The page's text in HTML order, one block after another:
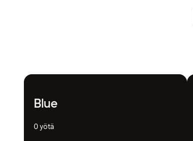
Blue
0 yötä